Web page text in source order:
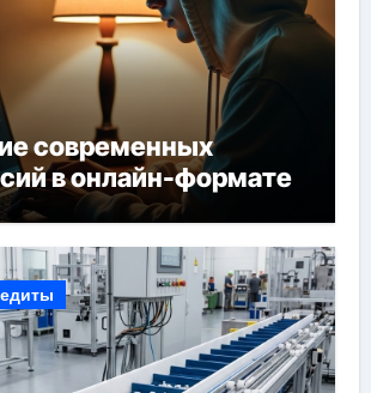
современных
в онлайн-формате